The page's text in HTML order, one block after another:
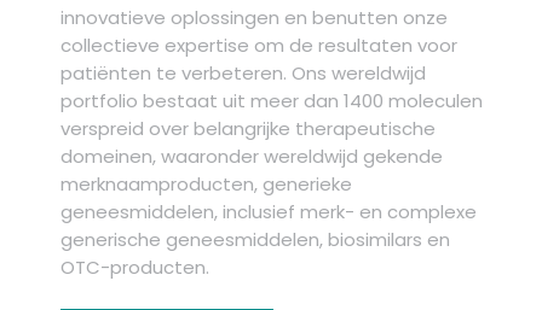
innovatieve oplossingen en benutten onze
collectieve expertise om de resultaten voor
patiënten te verbeteren. Ons wereldwijd
portfolio bestaat uit meer dan 1400 moleculen
verspreid over belangrijke therapeutische
domeinen, waaronder wereldwijd gekende
merknaamproducten, generieke
geneesmiddelen, inclusief merk- en complexe
generische geneesmiddelen, biosimilars en
OTC-producten.